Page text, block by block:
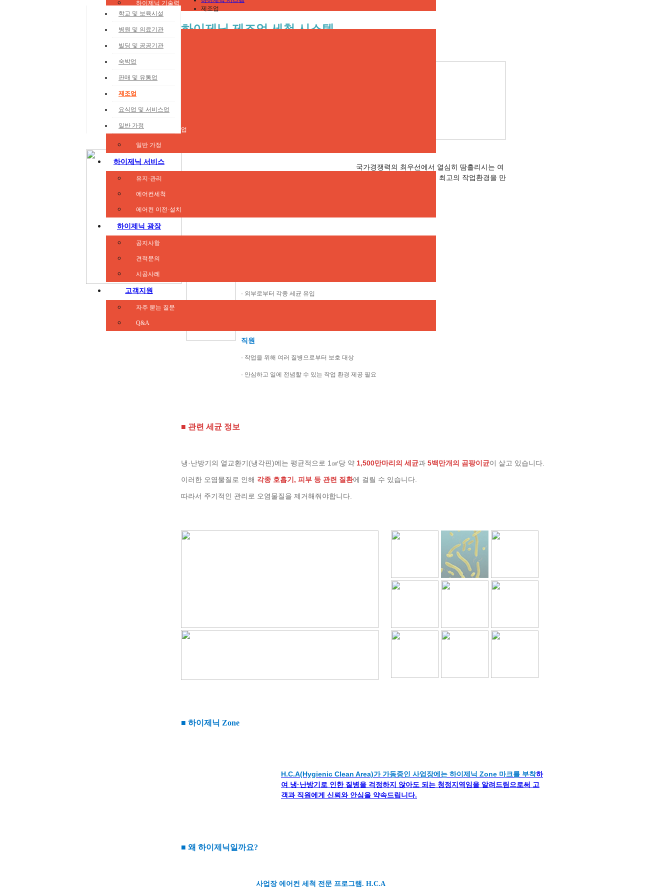
하이제닉 기술력
판매 및 유통업
제조업
요식업 및 서비스업
일반 가정
하이제닉 서비스
유지·관리
에어컨세척
에어컨 이전·설치
하이제닉 광장
공지사항
견적문의
시공사례
고객지원
자주 묻는 질문
Q&A
학교 및 보육시설
병원 및 의료기관
빌딩 및 공공기관
숙박업
판매 및 유통업
제조업
요식업 및 서비스업
일반 가정
제조업
하이제닉 제조업 세척 시스템
국가경쟁력의 최우선에서 열심히 땀흘리시는 여
러분을 위해 하이제닉에서 최고의 작업환경을 만
· 외부로부터 각종 세균 유입
직원
· 작업을 위해 여러 질병으로부터 보호 대상
· 안심하고 일에 전념할 수 있는 작업 환경 제공 필요
■ 관련 세균 정보
냉·난방기의 열교환기(냉각핀)에는 평균적으로 1㎤당 약 1,500만마리의 세균과 5백만개의 곰팡이균이 살고 있습니다.
이러한 오염물질로 인해 각종 호흡기, 피부 등 관련 질환에 걸릴 수 있습니다.
따라서 주기적인 관리로 오염물질을 제거해줘야합니다.
■ 하이제닉 Zone
H.C.A(Hygienic Clean Area)가 가동중인 사업장에는 하이제닉 Zone 마크를 부착하
여 냉·난방기로 인한 질병을 걱정하지 않아도 되는 청정지역임을 알려드림으로써 고
객과 직원에게 신뢰와 안심을 약속드립니다.
■ 왜 하이제닉일까요?
사업장 에어컨 세척 전문 프로그램. H.C.A